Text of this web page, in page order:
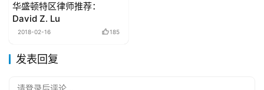
华盛顿特区律师推荐：
David Z. Lu
2018-02-16 185
发表回复